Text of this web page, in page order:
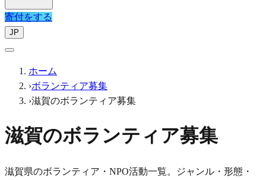
寄付をする
JP
ホーム
›ボランティア募集
›滋賀のボランティア募集
滋賀のボランティア募集
滋賀県のボランティア・NPO活動一覧。ジャンル・形態・